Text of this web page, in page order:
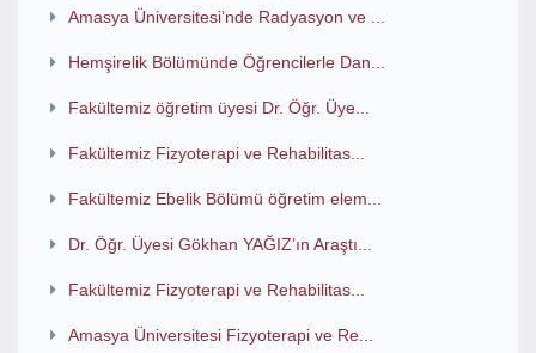
Amasya Üniversitesi’nde Radyasyon ve ...
Hemşirelik Bölümünde Öğrencilerle Dan...
Fakültemiz öğretim üyesi Dr. Öğr. Üye...
Fakültemiz Fizyoterapi ve Rehabilitas...
Fakültemiz Ebelik Bölümü öğretim elem...
Dr. Öğr. Üyesi Gökhan YAĞIZ’ın Araştı...
Fakültemiz Fizyoterapi ve Rehabilitas...
Amasya Üniversitesi Fizyoterapi ve Re...